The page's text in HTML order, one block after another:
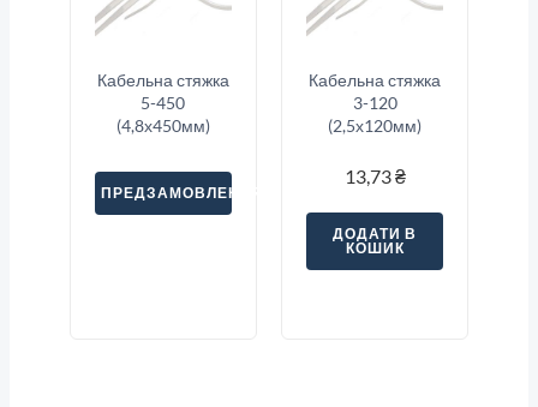
Кабельна стяжка
5-450
(4,8х450мм)
ПРЕДЗАМОВЛЕННЯ
Кабельна стяжка
3-120
(2,5х120мм)
13,73₴
ДОДАТИ В
КОШИК